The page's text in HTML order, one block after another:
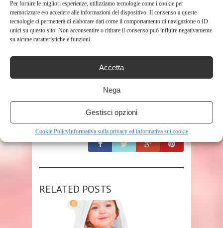
Per fornire le migliori esperienze, utilizziamo tecnologie come i cookie per
memorizzare e/o accedere alle informazioni del dispositivo. Il consenso a queste
tecnologie ci permetterà di elaborare dati come il comportamento di navigazione o ID
unici su questo sito. Non acconsentire o ritirare il consenso può influire negativamente
su alcune caratteristiche e funzioni.
Accetta
Nega
Gestisci opzioni
Cookie PolicyInformativa sulla privacy ed informativa sui cookie
SHARE THIS POST
RELATED POSTS